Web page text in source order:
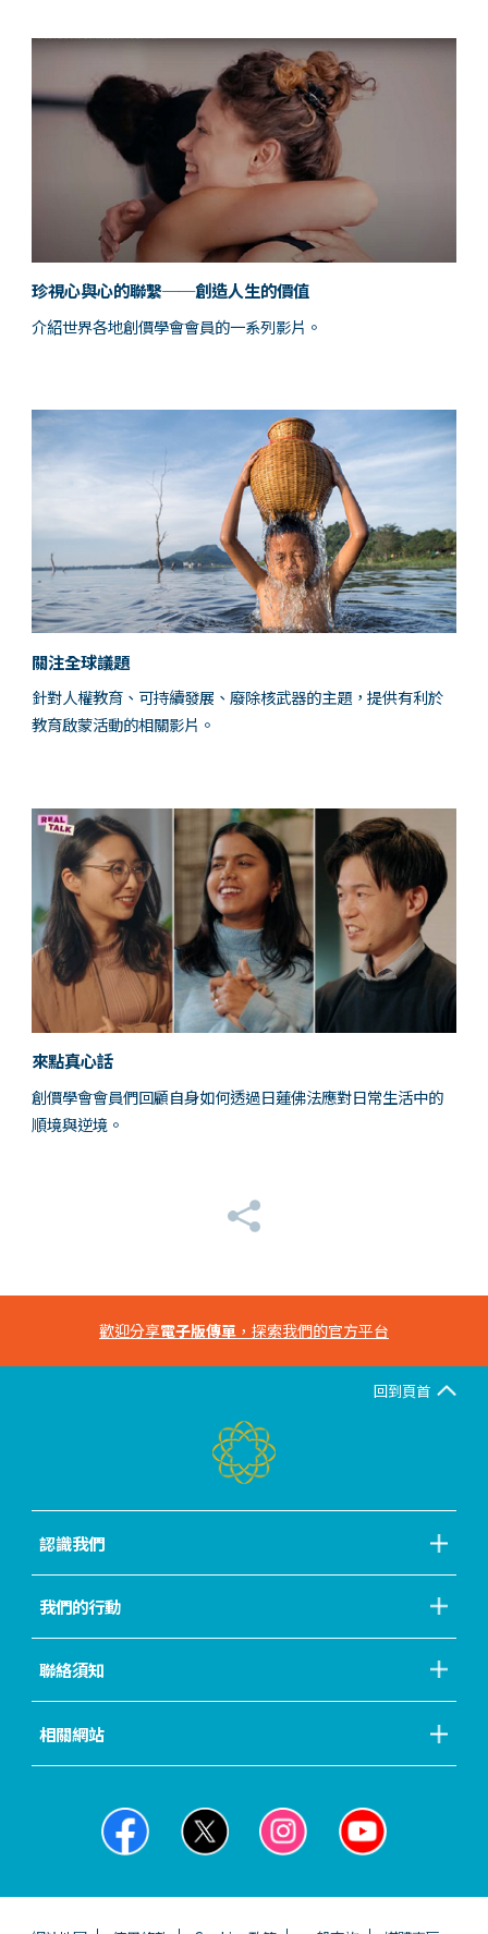
珍視心與心的聯繫──創造人生的價值
介紹世界各地創價學會會員的一系列影片。
關注全球議題
針對人權教育、可持續發展、廢除核武器的主題，提供有利於
教育啟蒙活動的相關影片。
來點真心話
創價學會會員們回顧自身如何透過日蓮佛法應對日常生活中的
順境與逆境。
歡迎分享電子版傳單 ，探索我們的官方平台
回到頁首
認識我們
我們的行動
聯絡須知
相關網站